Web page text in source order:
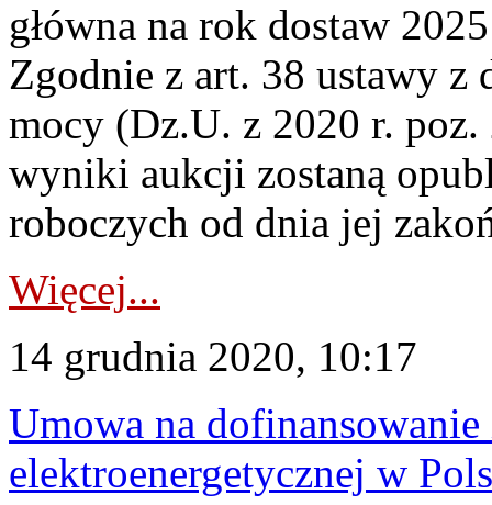
główna na rok dostaw
Zgodnie z art. 38 ustawy
mocy (Dz.U. z 2020 r.
wyniki aukcji zostaną
roboczych od dnia jej
Więcej...
14 grudnia 2020, 10:17
Umowa na
elektroenergetycznej w